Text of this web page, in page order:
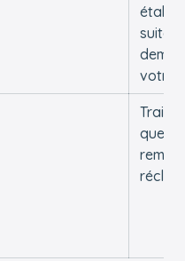
suite
votre